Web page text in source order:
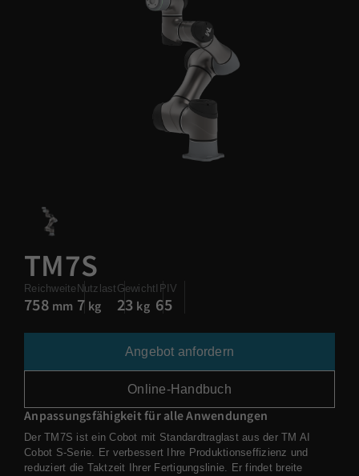
TM7S
Reichweite
758 mm
Nutzlast
7 kg
Gewicht
23 kg
IPIV
65
Angebot anfordern
Online-Handbuch
Anpassungsfähigkeit für alle Anwendungen
Der TM7S ist ein Cobot mit Standardtraglast aus der TM AI
Cobot S-Serie. Er verbessert Ihre Produktionseffizienz und
reduziert die Taktzeit Ihrer Fertigungslinie. Er findet breite